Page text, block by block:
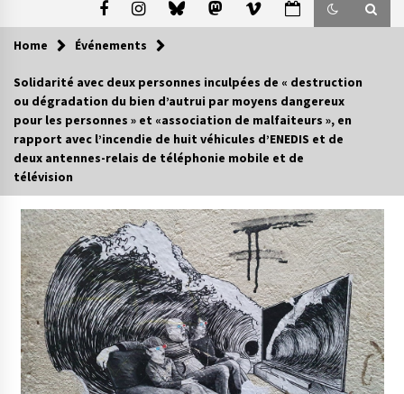
Home Événements
Solidarité avec deux personnes inculpées de « destruction
ou dégradation du bien d’autrui par moyens dangereux
pour les personnes » et «association de malfaiteurs », en
rapport avec l’incendie de huit véhicules d’ENEDIS et de
deux antennes-relais de téléphonie mobile et de
télévision